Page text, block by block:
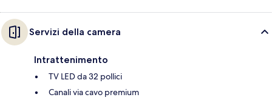
Servizi della camera
Intrattenimento
TV LED da 32 pollici
Canali via cavo premium